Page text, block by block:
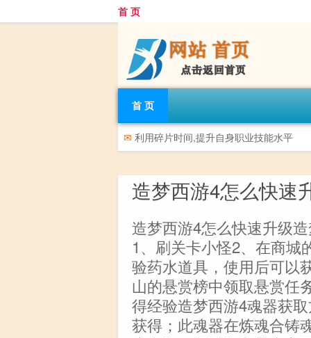
首 页
首 页
✉ 利用碎片时间,提升自身职业技能水平
造梦西游4怎么快速
造梦西游4怎么快速升级
1、刷关卡小怪2、在商城
验药水道具，使用后可以
山的悬赏榜中领取悬赏任
得经验造梦西游4魂器获
获得；此魂器在炼魂合铸